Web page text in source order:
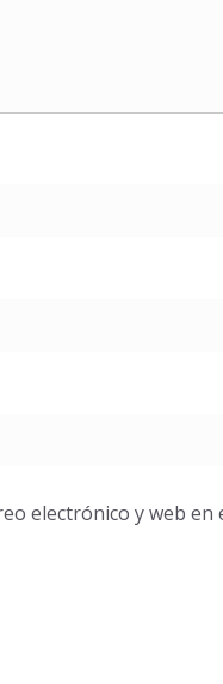
electrónico y web